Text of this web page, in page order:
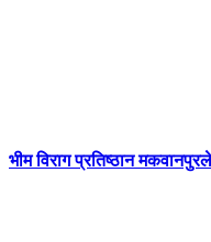
भीम विराग प्रतिष्ठान